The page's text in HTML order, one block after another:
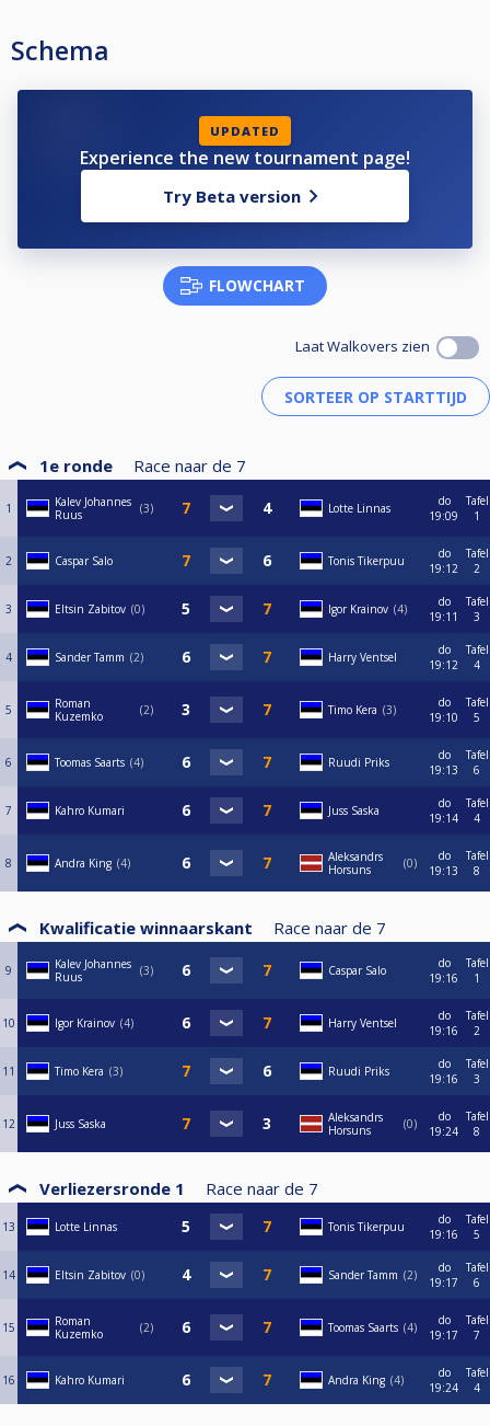
Schema
UPDATED
Experience the new tournament page!
Try Beta version
FLOWCHART
Laat Walkovers zien
1e ronde Race naar de 7
1
Kalev Johannes
Ruus
3 Lotte Linnas
do
19:09
Tafel
1
2 Caspar Salo Tonis Tikerpuu
do
19:12
Tafel
2
3 Eltsin Zabitov 0 Igor Krainov 4
do
19:11
Tafel
3
4 Sander Tamm 2 Harry Ventsel
do
19:12
Tafel
4
5
Roman
Kuzemko
2 Timo Kera 3
do
19:10
Tafel
5
6 Toomas Saarts 4 Ruudi Priks
do
19:13
Tafel
6
7 Kahro Kumari Juss Saska
do
19:14
Tafel
4
8 Andra King 4
Aleksandrs
Horsuns
0
do
19:13
Tafel
8
Kwalificatie winnaarskant Race naar de 7
9
Kalev Johannes
Ruus
3 Caspar Salo
do
19:16
Tafel
1
10 Igor Krainov 4 Harry Ventsel
do
19:16
Tafel
2
11 Timo Kera 3 Ruudi Priks
do
19:16
Tafel
3
12 Juss Saska
Aleksandrs
Horsuns
0
do
19:24
Tafel
8
Verliezersronde 1 Race naar de 7
13 Lotte Linnas Tonis Tikerpuu
do
19:16
Tafel
5
14 Eltsin Zabitov 0 Sander Tamm 2
do
19:17
Tafel
6
15
Roman
Kuzemko
2 Toomas Saarts 4
do
19:17
Tafel
7
16 Kahro Kumari Andra King 4
do
19:24
Tafel
4